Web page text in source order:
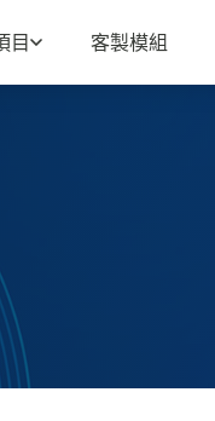
目 客製模組